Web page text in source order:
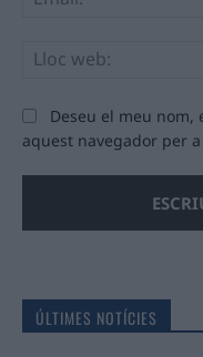
Deseu el meu
aquest navegador per
ÚLTIMES NOTÍCIES